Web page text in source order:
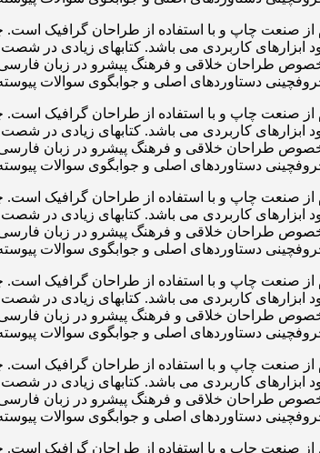
از صنعت چاپ و با استفاده از طراحان گرافیک
ابزارهای کاربردی می باشد. کتابهای زیادی
طراحان خلاقی و فرهنگ پیشرو در زبان
دستاوردهای اصلی و جوابگوی سوالات
از صنعت چاپ و با استفاده از طراحان گرافیک
ابزارهای کاربردی می باشد. کتابهای زیادی
طراحان خلاقی و فرهنگ پیشرو در زبان
دستاوردهای اصلی و جوابگوی سوالات
از صنعت چاپ و با استفاده از طراحان گرافیک
ابزارهای کاربردی می باشد. کتابهای زیادی
طراحان خلاقی و فرهنگ پیشرو در زبان
دستاوردهای اصلی و جوابگوی سوالات
از صنعت چاپ و با استفاده از طراحان گرافیک
ابزارهای کاربردی می باشد. کتابهای زیادی
طراحان خلاقی و فرهنگ پیشرو در زبان
دستاوردهای اصلی و جوابگوی سوالات
از صنعت چاپ و با استفاده از طراحان گرافیک
ابزارهای کاربردی می باشد. کتابهای زیادی
طراحان خلاقی و فرهنگ پیشرو در زبان
دستاوردهای اصلی و جوابگوی سوالات
از صنعت چاپ و با استفاده از طراحان گرافیک